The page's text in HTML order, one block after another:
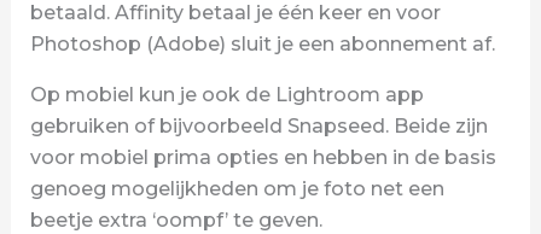
betaald. Affinity betaal je één keer en voor
Photoshop (Adobe) sluit je een abonnement af.
Op mobiel kun je ook de Lightroom app
gebruiken of bijvoorbeeld Snapseed. Beide zijn
voor mobiel prima opties en hebben in de basis
genoeg mogelijkheden om je foto net een
beetje extra ‘oompf’ te geven.